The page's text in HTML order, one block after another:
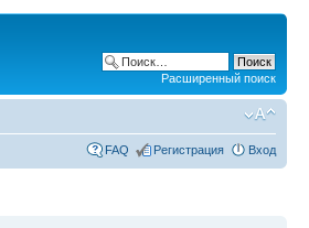
Расширенный поиск
FAQ Регистрация Вход